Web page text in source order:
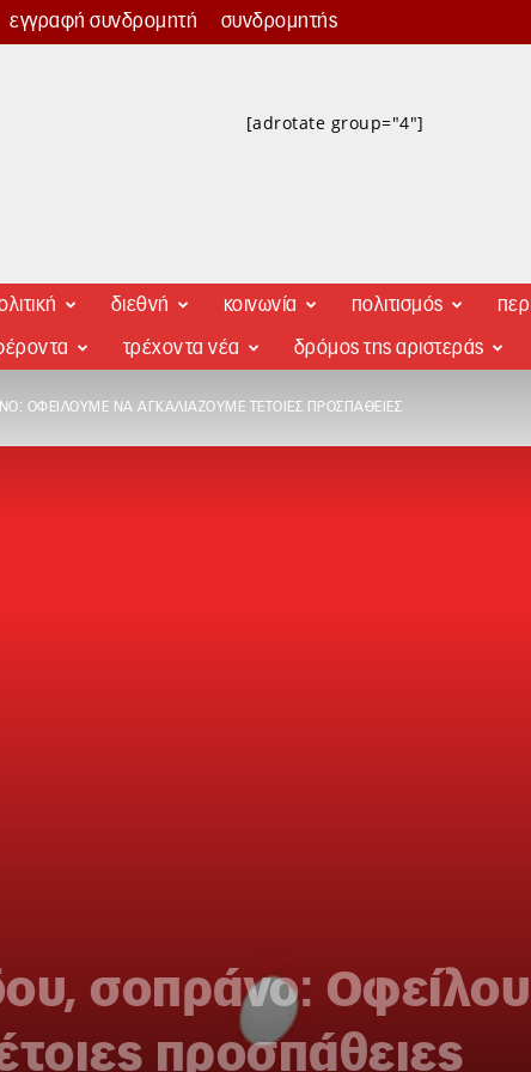
εγγραφή συνδρομητή συνδρομητής
[adrotate group="4"]
διεθνή κοινωνία πολιτισμός
τρέχοντα νέα δρόμος της αριστεράς
ΟΦΕΊΛΟΥΜΕ ΝΑ ΑΓΚΑΛΙΆΖΟΥΜΕ ΤΈΤΟΙΕΣ ΠΡΟΣΠΆΘΕΙΕΣ
σοπράνο:
προσπάθειες